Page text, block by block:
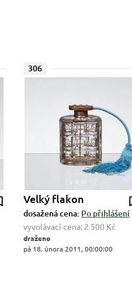
306
Velký flakon
dosažená cena: Po přihlášení
vyvolávací cena: 2 500 Kč
draženo
pá 18. února 2011, 00:00:00